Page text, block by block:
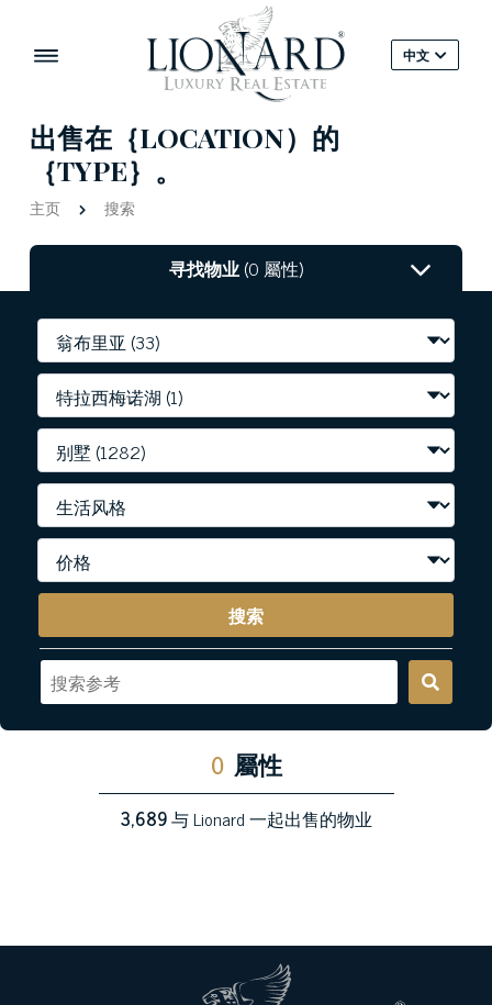
中文
出售在｛LOCATION）的
｛TYPE｝。
主页 搜索
寻找物业(0 屬性)
搜索
0 屬性
3,689与 Lionard 一起出售的物业